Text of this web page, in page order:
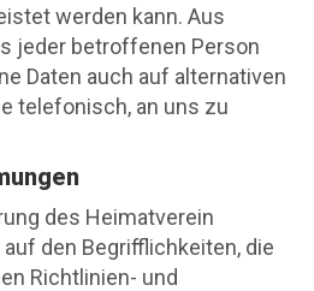
werden kann. Aus
jeder betroffenen Person
Daten auch auf alternativen
telefonisch, an uns zu
des Heimatverein
den Begrifflichkeiten, die
Richtlinien- und